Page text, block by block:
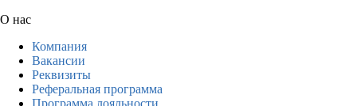
О нас
Компания
Вакансии
Реквизиты
Реферальная программа
Программа лояльности